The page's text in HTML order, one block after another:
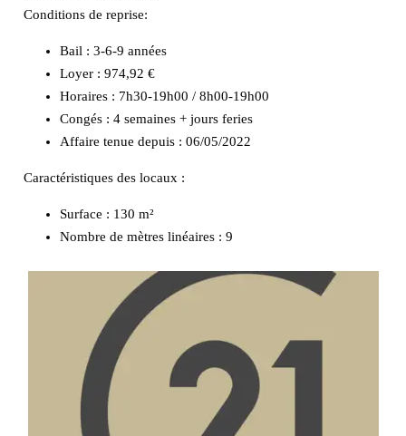
Conditions de reprise:
Bail : 3-6-9 années
Loyer : 974,92 €
Horaires : 7h30-19h00 / 8h00-19h00
Congés : 4 semaines + jours feries
Affaire tenue depuis : 06/05/2022
Caractéristiques des locaux :
Surface : 130 m²
Nombre de mètres linéaires : 9